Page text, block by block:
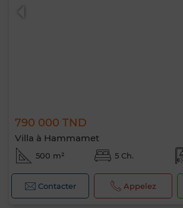
790 000 TND
Villa à Hammamet
500 m² 5 Ch.
Contacter Appelez